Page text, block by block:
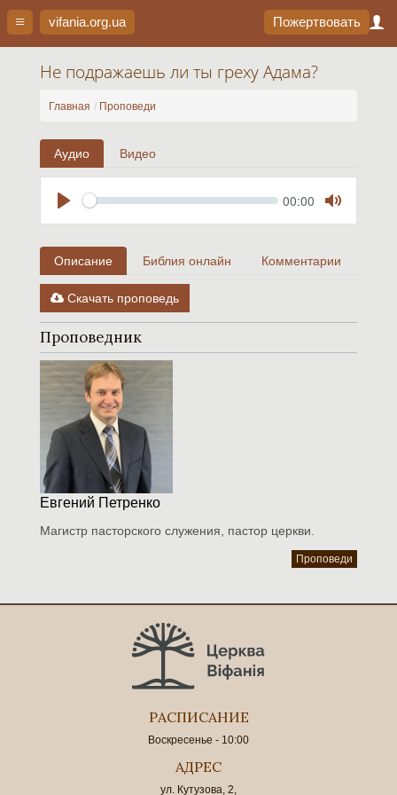
vifania.org.ua Пожертвовать
Не подражаешь ли ты греху Адама?
Главная Проповеди
Аудио Видео
Seek Current
00:00
Mute
Описание Библия онлайн Комментарии
Скачать проповедь
Проповедник
Евгений Петренко
Магистр пасторского служения, пастор церкви.
Проповеди
РАСПИСАНИЕ
Воскресенье - 10:00
АДРЕС
ул. Кутузова, 2,